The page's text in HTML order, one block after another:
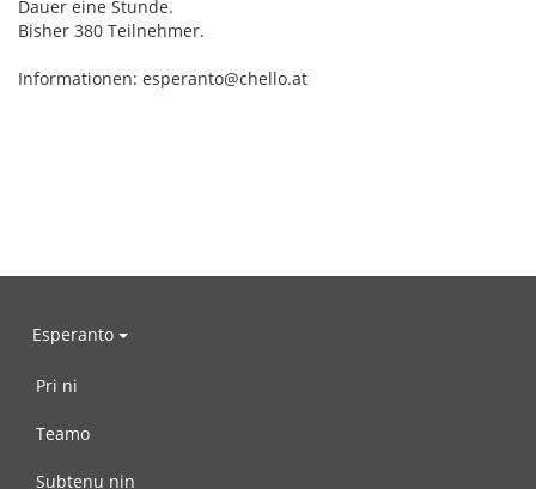
Dauer eine Stunde.
Bisher 380 Teilnehmer.
Informationen: esperanto@chello.at
Esperanto
Pri ni
Teamo
Subtenu nin